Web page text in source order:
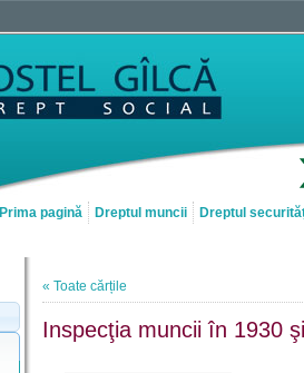
Prima pagină Dreptul muncii Dreptul
« Toate cărțile
Inspecţia muncii în 1930